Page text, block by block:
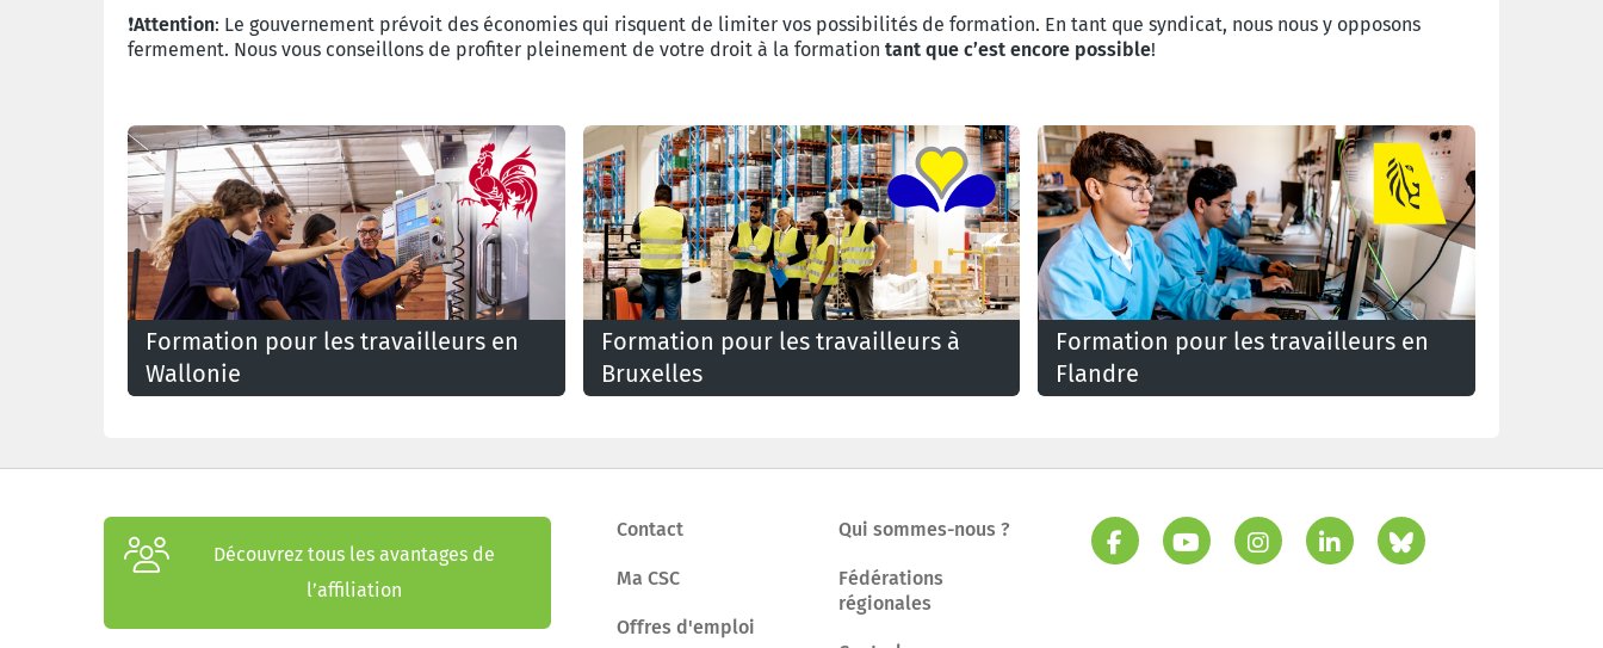
❗Attention: Le gouvernement prévoit des économies qui risquent de limiter vos possibilités de formation. En tant que syndicat, nous nous y opposons
fermement. Nous vous conseillons de profiter pleinement de votre droit à la formation tant que c’est encore possible!
Formation pour les travailleurs en
Wallonie
Formation pour les travailleurs à
Bruxelles
Formation pour les travailleurs en
Flandre
Découvrez tous les avantages de
l’affiliation
Contact
Ma CSC
Offres d'emploi
Qui sommes-nous ?
Fédérations
régionales